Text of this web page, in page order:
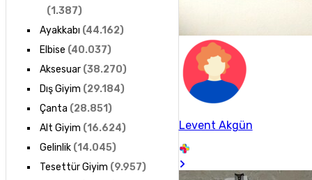
(1.387)
Ayakkabı (44.162)
Elbise (40.037)
Aksesuar(38.270)
Dış Giyim (29.184)
Çanta (28.851)
Alt Giyim (16.624)
Gelinlik(14.045)
Tesettür Giyim (9.957)
Levent Akgün